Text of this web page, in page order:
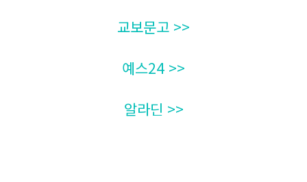
교보문고 >>
예스24 >>
알라딘 >>